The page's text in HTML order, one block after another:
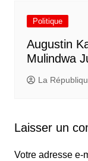
Politique
Augustin
Mulindwa
La
Laisser un
Votre adresse e-